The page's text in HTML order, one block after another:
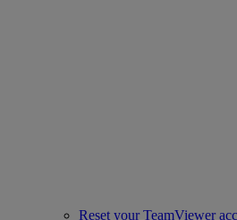
Reset your TeamViewer